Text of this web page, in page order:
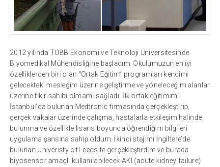
2012 yılında TOBB Ekonomi ve Teknoloji Üniversitesinde
Biyomedikal Mühendisliğine başladım. Okulumuzun en iyi
özelliklerden biri olan “Ortak Eğitim” programları kendimi
gelecekteki mesleğim üzerine geliştirme ve yöneleceğim alanlar
üzerine fikir sahibi olmamı sağladı. İlk ortak eğitimimi
İstanbul’da bulunan Medtronic firmasında gerçekleştirip,
gerçek vakalar üzerinde çalışma, hastalarla etkileşim halinde
bulunma ve özellikle lisans boyunca öğrendiğim bilgileri
uygulama şansına sahip oldum. İkinci stajımı İngiltere’de
bulunan Univeristy of Leeds’te gerçekleştirdim ve burada
biyosensor amaçlı kullanılabilecek AKI (acute kidney failure)